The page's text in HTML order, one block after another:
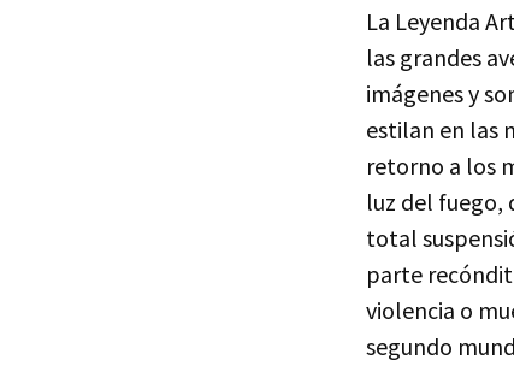
La Leyenda
las grandes
imágenes y
estilan en las
retorno a los
luz del fuego,
total
parte
violencia o
segundo